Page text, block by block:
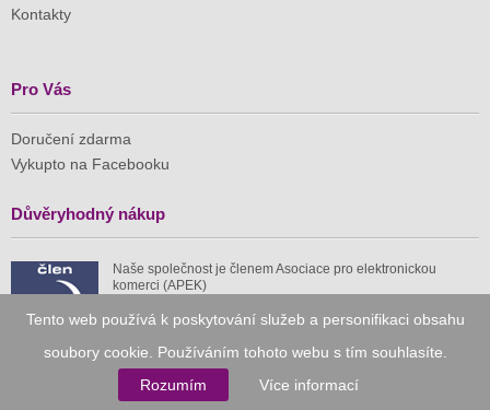
Tento web používá k poskytování služeb a personifikaci obsahu
soubory cookie. Používáním tohoto webu s tím souhlasíte.
Rozumím
Více informací
Kontakty
Pro Vás
Doručení zdarma
Vykupto na Facebooku
Důvěryhodný nákup
Naše společnost je členem Asociace pro elektronickou
komerci (APEK)
Již od roku 2010